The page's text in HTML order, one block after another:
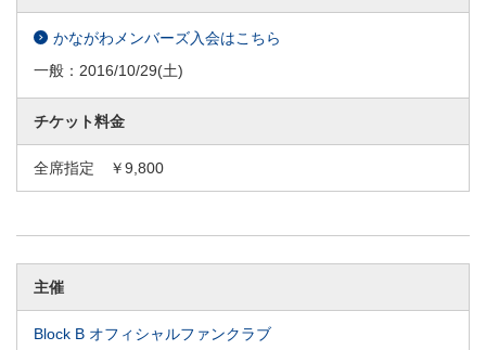
かながわメンバーズ入会はこちら
一般： 2016/10/29(土)
チケット料金
全席指定 ￥9,800
主催
Block B オフィシャルファンクラブ